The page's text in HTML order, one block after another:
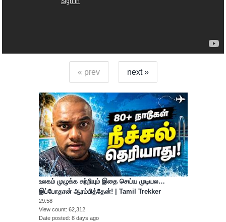
« prev next »
உலகம் முழுக்க சுற்றியும் இதை செய்ய முடியல…
இப்போதான் ஆரம்பித்தேன்! | Tamil Trekker
29:58
View count 62,312
Date posted 8 days ago